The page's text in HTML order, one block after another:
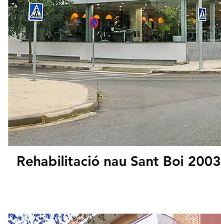
Rehabilitació nau Sant Boi 2003